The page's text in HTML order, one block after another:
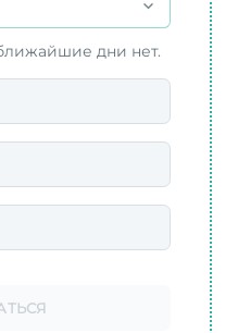
дни нет.